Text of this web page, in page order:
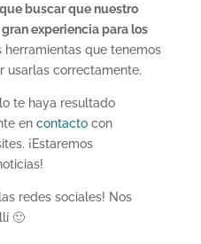
buscar que nuestro
experiencia para los
herramientas que tenemos
usarlas correctamente.
te haya resultado
en contactocon
¡Estaremos
redes sociales! Nos
🙂